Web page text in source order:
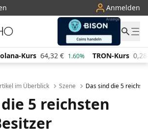
Anmelden
Kurs 64,32 € 1.60% TRON-Kurs
im Überblick Szene Das sind die 5
5 reichsten